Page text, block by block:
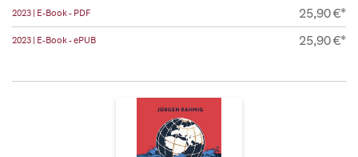
2023 | E-Book - PDF 25,90 €*
2023 | E-Book - ePUB 25,90 €*